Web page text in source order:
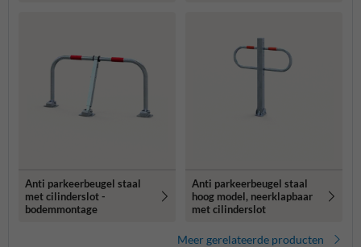
Anti parkeerbeugel staal
met cilinderslot -
bodemmontage
Anti parkeerbeugel staal
hoog model, neerklapbaar
met cilinderslot
Meer gerelateerde producten